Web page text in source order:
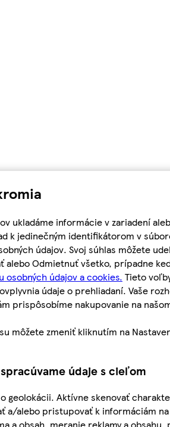
ukladáme informácie v zariadení
k jedinečným identifikátorom v
údajov. Svoj súhlas môžete
alebo Odmietnuť všetko, prípadne
osobných údajov a cookies. Tieto
údaje o prehliadaní. Vaše
prispôsobíme nakupovanie na
môžete zmeniť kliknutím na
údaje s cieľom
geolokácii. Aktívne skenovať
a/alebo pristupovať k informáciám